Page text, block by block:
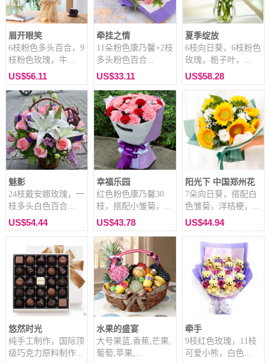
眉开眼笑
6枝粉色多头百合，9
枝粉色玫瑰，牛...
US$56.11
牵挂之情
11朵粉色康乃馨+2枝
多头粉色百合...
US$33.11
夏季绽放
6枝向日葵，6枝粉色
玫瑰，栀子叶，...
US$58.28
魅影
24枝戴安娜玫瑰，一
枝多头白色百合...
US$54.44
幸福乐园
红色粉色康乃馨30
枝，搭配小雏菊，...
US$43.78
阳光下 中国郑州花
7朵向日葵，搭配白
色雏菊，洋桔梗，...
US$44.94
悠然时光
纯手工制作，国际顶
级巧克力原料制作...
水果的盛宴
大号果蓝,香蕉,芒果,
葡萄,苹果,...
牵手
9枝红色玫瑰，11枝
可爱小熊，白色...